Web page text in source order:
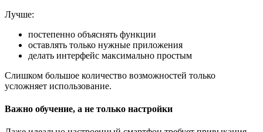
Лучше:
постепенно объяснять функции
оставлять только нужные приложения
делать интерфейс максимально простым
Слишком большое количество возможностей только
усложняет использование.
Важно обучение, а не только настройки